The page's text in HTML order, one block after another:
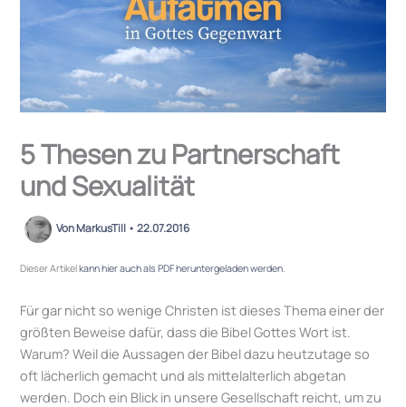
5 Thesen zu Partnerschaft
und Sexualität
VonMarkusTill •22.07.2016
Dieser Artikelkann hier auch als PDF heruntergeladen werden.
Für gar nicht so wenige Christen ist dieses Thema einer der
größten Beweise dafür, dass die Bibel Gottes Wort ist.
Warum? Weil die Aussagen der Bibel dazu heutzutage so
oft lächerlich gemacht und als mittelalterlich abgetan
werden. Doch ein Blick in unsere Gesellschaft reicht, um zu